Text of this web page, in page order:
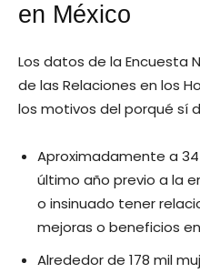
en México
Los datos de la Encuesta
de las Relaciones en los
los motivos del porqué sí
Aproximadamente a
último año previo a la
o insinuado tener
mejoras o beneficios
Alrededor de 178 mil